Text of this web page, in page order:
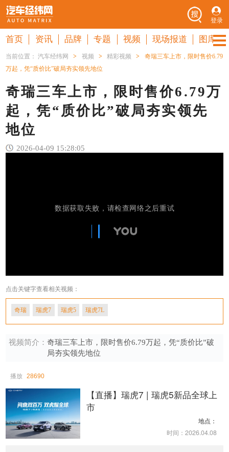
登录
首页 资讯 品牌 专题 视频 现场报道 图库
当前位置：汽车经纬网 > 视频 > 精彩视频 >
奇瑞三车上市，限时售价6.79
万起，凭“质价比”破局夯实领先地位
奇瑞三车上市，限时售价6.79万
起，凭“质价比”破局夯实领先
地位
2026-04-09 15:28:05
数据获取失败，请检查网络之后重试
点击关键字查看相关视频：
奇瑞 瑞虎7 瑞虎5 瑞虎7L
视频简介：奇瑞三车上市，限时售价6.79万起，凭“质价比”破
局夯实领先地位
播放 28690
瑞虎7 | 瑞虎5新品全球上
市
地点：
时间：2026.04.08